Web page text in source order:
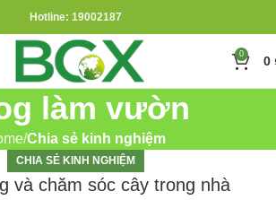
Hotline: 19002187
0 0
làm vườn
Chia sẻ kinh nghiệm
CHIA SẺ KINH NGHIỆM
và chăm sóc cây trong nhà